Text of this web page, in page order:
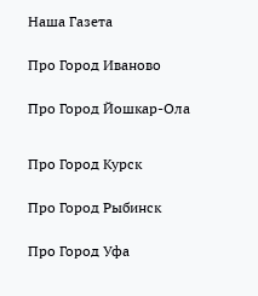
Наша Газета
Про Город Иваново
Про Город Йошкар-Ола
Про Город Курск
Про Город Рыбинск
Про Город Уфа